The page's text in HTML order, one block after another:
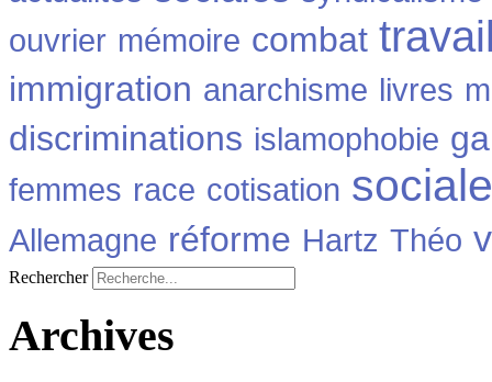
ouvrier mémoire combat
immigration anarchisme livres
discriminations islamophobie
femmes race cotisation sociale
Allemagne réforme Hartz Théo
Rechercher
Archives